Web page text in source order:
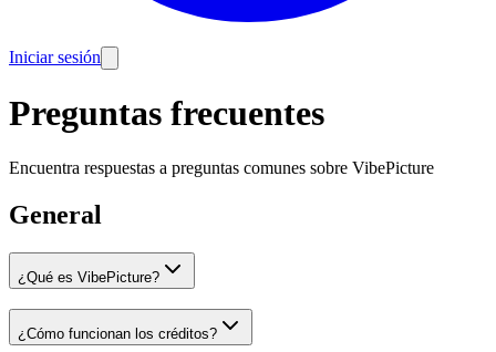
Iniciar sesión
Preguntas frecuentes
Encuentra respuestas a preguntas comunes sobre VibePicture
General
¿Qué es VibePicture?
¿Cómo funcionan los créditos?